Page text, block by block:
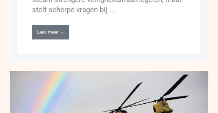
stelt scherpe vragen bij ...
Lees meer →